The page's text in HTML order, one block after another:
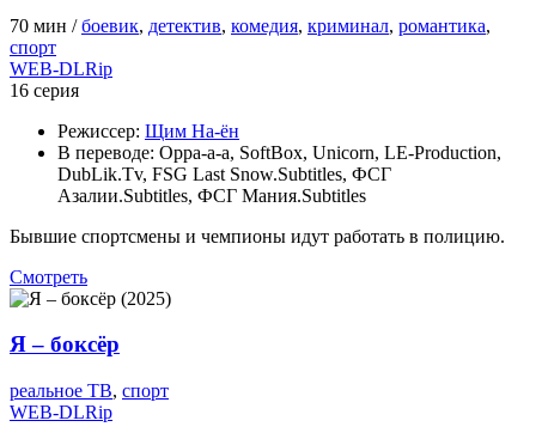
70 мин /боевик, детектив, комедия, криминал, романтика,
спорт
WEB-DLRip
16 серия
Режиссер: Щим На-ён
В переводе: Oppa-a-a, SoftBox, Unicorn, LE-Production,
DubLik.Tv, FSG Last Snow.Subtitles, ФСГ
Азалии.Subtitles, ФСГ Мания.Subtitles
Бывшие спортсмены и чемпионы идут работать в полицию.
Смотреть
Я – боксёр
реальное ТВ, спорт
WEB-DLRip